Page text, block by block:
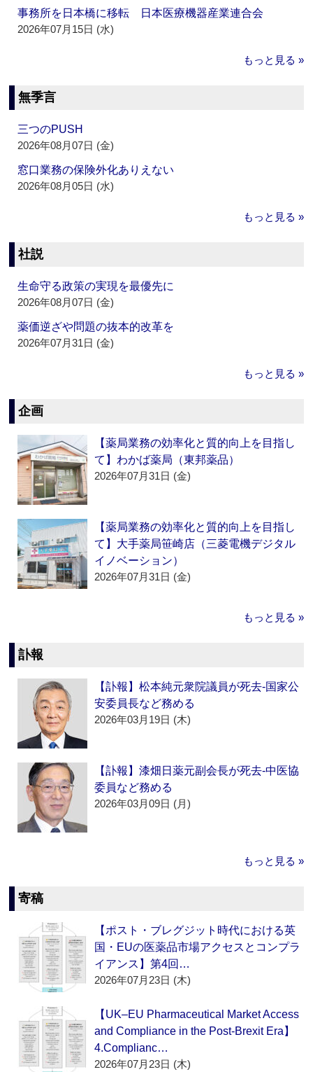
事務所を日本橋に移転 日本医療機器産業連合会
2026年07月15日 (水)
もっと見る »
無季言
三つのPUSH
2026年08月07日 (金)
窓口業務の保険外化ありえない
2026年08月05日 (水)
もっと見る »
社説
生命守る政策の実現を最優先に
2026年08月07日 (金)
薬価逆ざや問題の抜本的改革を
2026年07月31日 (金)
もっと見る »
企画
【薬局業務の効率化と質的向上を目指し
て】わかば薬局（東邦薬品）
2026年07月31日 (金)
【薬局業務の効率化と質的向上を目指し
て】大手薬局笹崎店（三菱電機デジタル
イノベーション）
2026年07月31日 (金)
もっと見る »
訃報
【訃報】松本純元衆院議員が死去‐国家公
安委員長など務める
2026年03月19日 (木)
【訃報】漆畑日薬元副会長が死去‐中医協
委員など務める
2026年03月09日 (月)
もっと見る »
寄稿
【ポスト・ブレグジット時代における英
国・EUの医薬品市場アクセスとコンプラ
イアンス】第4回…
2026年07月23日 (木)
【UK–EU Pharmaceutical Market Access
and Compliance in the Post-Brexit Era】
4.Complianc…
2026年07月23日 (木)